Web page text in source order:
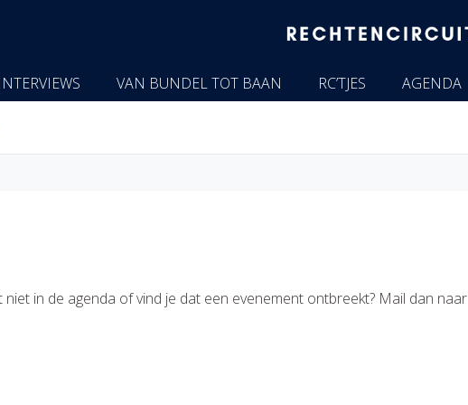
INTERVIEWS VAN BUNDEL TOT BAAN RC’TJES AGENDA
niet in de agenda of vind je dat een evenement ontbreekt? Mail dan naar